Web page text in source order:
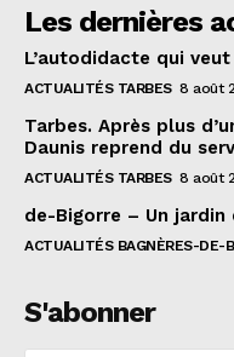
Les dernières
L’autodidacte qui
ACTUALITÉS TARBES 8 août
Tarbes. Après plus
Daunis reprend du
ACTUALITÉS TARBES 8 août
de-Bigorre – Un
ACTUALITÉS BAGNÈRES-DE-
S'abonner